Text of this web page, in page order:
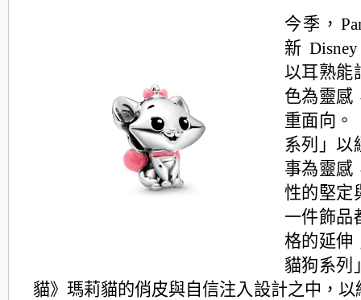
今季，
新
以耳熟能
色為靈感
重面向。
系列」以
事為靈感
性的堅定
一件飾品
格的延伸
貓狗系列
貓》瑪莉貓的俏皮與自信注入設計之中， 以